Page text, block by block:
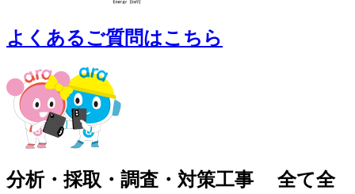
よくあるご質問はこちら
分析・採取・調査・対策工事
全て全